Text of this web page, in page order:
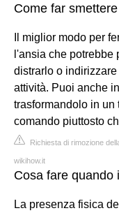
Come far
Il miglior modo per
l'ansia che potrebbe
distrarlo o
attività. Puoi anche
trasformandolo in un
comando piuttosto
Richiesta di rimozione
wikihow.it
Cosa fare quando
La presenza fisica